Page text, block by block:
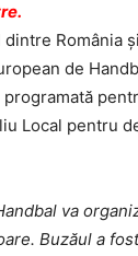
România
de
Local pentru
va
Buzăul a